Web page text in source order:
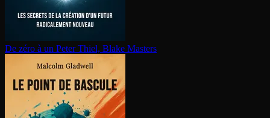
De zéro à un Peter Thiel, Blake Masters